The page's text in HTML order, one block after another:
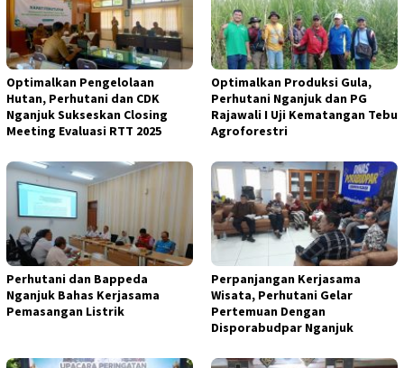
Optimalkan Pengelolaan
Hutan, Perhutani dan CDK
Nganjuk Sukseskan Closing
Meeting Evaluasi RTT 2025
Optimalkan Produksi Gula,
Perhutani Nganjuk dan PG
Rajawali I Uji Kematangan Tebu
Agroforestri
Perhutani dan Bappeda
Nganjuk Bahas Kerjasama
Pemasangan Listrik
Perpanjangan Kerjasama
Wisata, Perhutani Gelar
Pertemuan Dengan
Disporabudpar Nganjuk